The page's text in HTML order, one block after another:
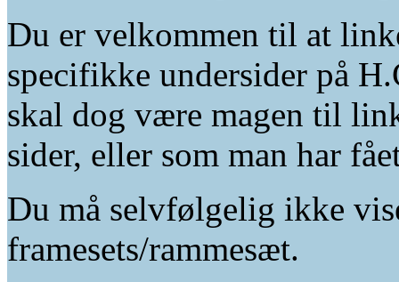
Du er velkommen til at
specifikke undersider på
skal dog være magen til
sider, eller som man har
Du må selvfølgelig ikke
framesets/rammesæt.